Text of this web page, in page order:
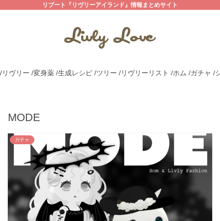
リブート『リヴリーアイランド』情報まとめサイト
/リヴリー /変身薬 /生成レシピ /ツリー /リヴリーリスト /ホム /ガチャ /
MODE
ガチャ